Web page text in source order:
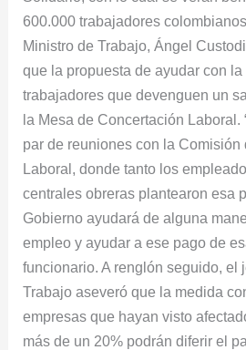
600.000 trabajadores
Ministro de Trabajo, Ángel
que la propuesta de ayudar con
trabajadores que devenguen un
la Mesa de Concertación Laboral.
par de reuniones con la Comisión
Laboral, donde tanto los
centrales obreras plantearon esa
Gobierno ayudará de alguna
empleo y ayudar a ese pago de
funcionario. A renglón seguido, el
Trabajo aseveró que la medida
empresas que hayan visto
más de un 20% podrán diferir el